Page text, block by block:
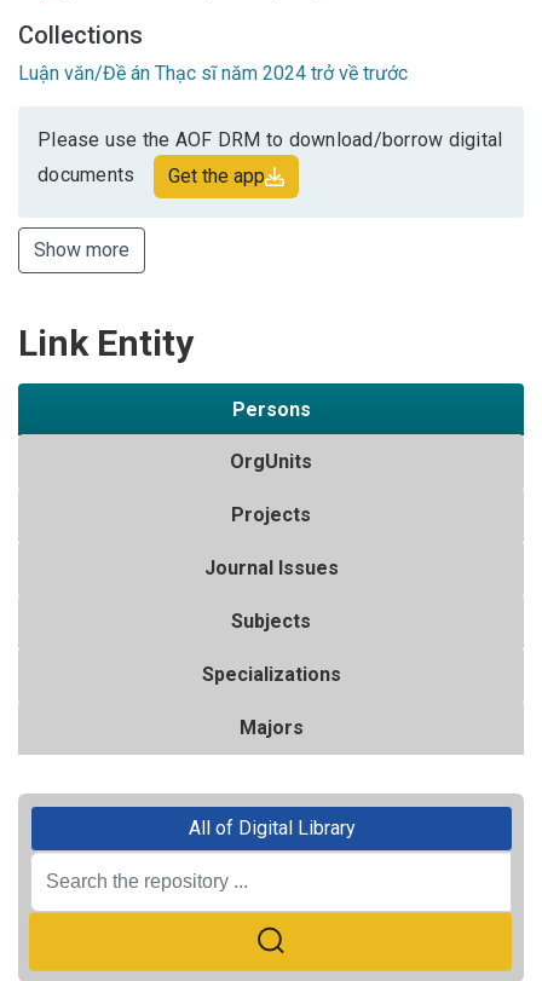
Collections
Luận văn/Đề án Thạc sĩ năm 2024 trở về trước
Please use the AOF DRM to download/borrow digital
documents
Get the app
Show more
Link Entity
Persons
OrgUnits
Projects
Journal Issues
Subjects
Specializations
Majors
All of Digital Library